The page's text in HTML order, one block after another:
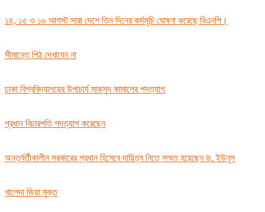
১৪, ১৫ ও ১৬ আগস্ট সারা দেশে তিন দিনের কর্মসূচি ঘোষণা করেছে বিএনপি।
সীমান্তে পিঠ দেখাবেন না
ঢাকা বিশ্ববিদ্যালয়ের উপাচার্য মাকসুদ কামালের পদত্যাগ
প্রধান বিচারপতি পদত্যাগ করেছেন
অন্তর্বর্তীকালীন সরকারের প্রধান হিসেবে দায়িত্ব নিতে সম্মত হয়েছেন ড. ইউনূস
খালেদা জিয়া মুক্ত